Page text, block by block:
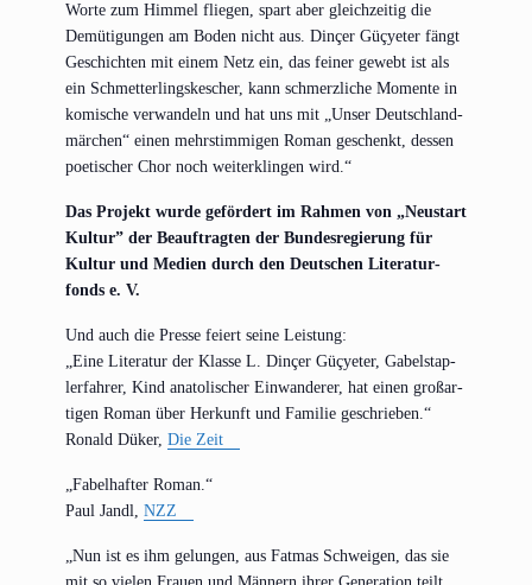
Wor­te zum Him­mel flie­gen, spart aber gleich­zei­tig die
Demü­ti­gun­gen am Boden nicht aus. Din­çer Güçye­ter fängt
Geschich­ten mit einem Netz ein, das fei­ner gewebt ist als
ein Schmet­ter­lings­ke­scher, kann schmerz­li­che Momen­te in
komi­sche ver­wan­deln und hat uns mit „Unser Deutsch­land­
mär­chen“ einen mehr­stim­mi­gen Roman geschenkt, des­sen
poe­ti­scher Chor noch wei­ter­klin­gen wird.“
Das Pro­jekt wur­de geför­dert im Rah­men von „Neu­start
Kul­tur” der Beauf­trag­ten der Bun­des­re­gie­rung für
Kul­tur und Medi­en durch den Deut­schen Lite­ra­tur­
fonds e. V.
Und auch die Pres­se fei­ert sei­ne Leistung:
„Eine Lite­ra­tur der Klas­se L. Din­çer Güçye­ter, Gabel­stap­
ler­fah­rer, Kind ana­to­li­scher Ein­wan­de­rer, hat einen groß­ar­
ti­gen Roman über Her­kunft und Fami­lie geschrieben.“
Ronald Düker, Die Zeit
„Fabel­haf­ter Roman.“
Paul Jandl, NZZ
„Nun ist es ihm gelun­gen, aus Fat­mas Schwei­gen, das sie